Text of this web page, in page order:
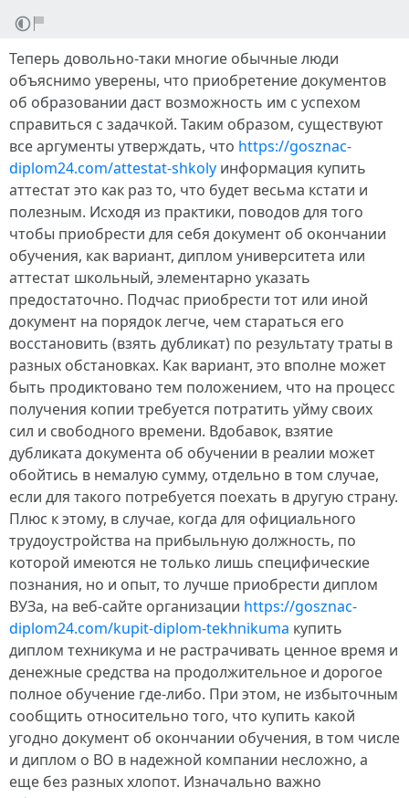
Теперь довольно-таки многие обычные люди
объяснимо уверены, что приобретение документов
об образовании даст возможность им с успехом
справиться с задачкой. Таким образом, существуют
все аргументы утверждать, что https://gosznac-
diplom24.com/attestat-shkoly информация купить
аттестат это как раз то, что будет весьма кстати и
полезным. Исходя из практики, поводов для того
чтобы приобрести для себя документ об окончании
обучения, как вариант, диплом университета или
аттестат школьный, элементарно указать
предостаточно. Подчас приобрести тот или иной
документ на порядок легче, чем стараться его
восстановить (взять дубликат) по результату траты в
разных обстановках. Как вариант, это вполне может
быть продиктовано тем положением, что на процесс
получения копии требуется потратить уйму своих
сил и свободного времени. Вдобавок, взятие
дубликата документа об обучении в реалии может
обойтись в немалую сумму, отдельно в том случае,
если для такого потребуется поехать в другую страну.
Плюс к этому, в случае, когда для официального
трудоустройства на прибыльную должность, по
которой имеются не только лишь специфические
познания, но и опыт, то лучше приобрести диплом
ВУЗа, на веб-сайте организации https://gosznac-
diplom24.com/kupit-diplom-tekhnikuma купить
диплом техникума и не растрачивать ценное время и
денежные средства на продолжительное и дорогое
полное обучение где-либо. При этом, не избыточным
сообщить относительно того, что купить какой
угодно документ об окончании обучения, в том числе
и диплом о ВО в надежной компании несложно, а
еще без разных хлопот. Изначально важно